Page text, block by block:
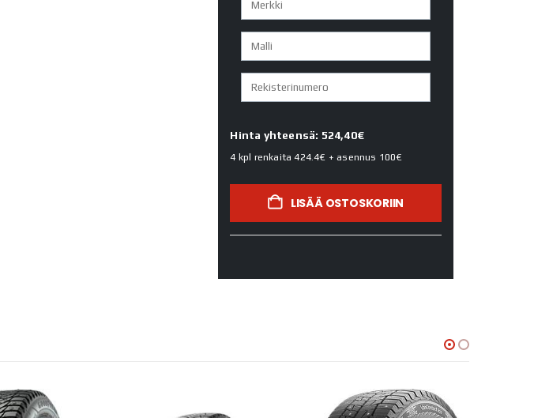
Hinta yhteensä: 524,40€
4 kpl renkaita424.4€ + asennus 100€
LISÄÄ OSTOSKORIIN